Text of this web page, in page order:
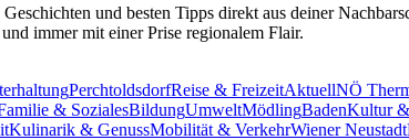
und besten Tipps direkt aus deiner
immer mit einer Prise regionalem Flair.
PerchtoldsdorfReise & FreizeitAktuellNÖ
& SozialesBildungUmweltMödlingBadenKultur &
Kulinarik & GenussMobilität & VerkehrWiener Neustadt